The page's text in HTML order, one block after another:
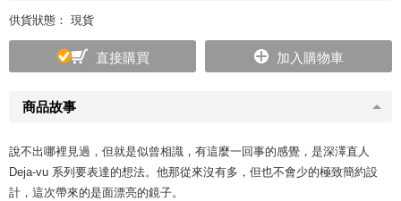
商品故事
說不出哪裡見過，但就是似曾相識，有這麼一回事的感覺，是深澤直人
Deja-vu 系列要表達的想法。他那從來沒有多，但也不會少的極致簡約設
計，這次帶來的是面漂亮的鏡子。
供貨狀態： 現貨
直接購買 加入購物車